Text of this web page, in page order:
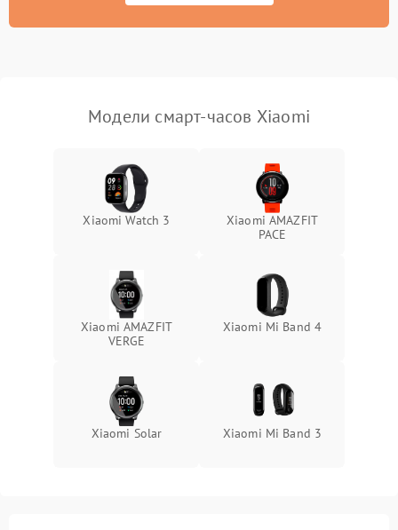
Модели смарт-часов Xiaomi
Xiaomi Watch 3
Xiaomi AMAZFIT
PACE
Xiaomi AMAZFIT
VERGE
Xiaomi Mi Band 4
Xiaomi Solar Xiaomi Mi Band 3